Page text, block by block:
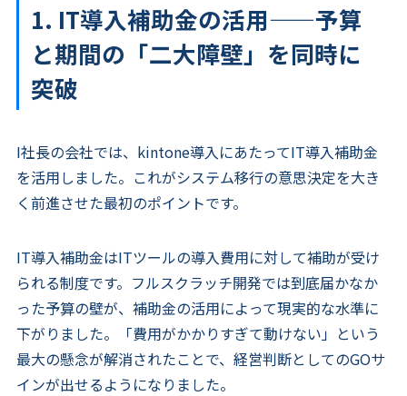
1. IT導入補助金の活用——予算
と期間の「二大障壁」を同時に
突破
I社長の会社では、kintone導入にあたってIT導入補助金
を活用しました。これがシステム移行の意思決定を大き
く前進させた最初のポイントです。
IT導入補助金はITツールの導入費用に対して補助が受け
られる制度です。フルスクラッチ開発では到底届かなか
った予算の壁が、補助金の活用によって現実的な水準に
下がりました。「費用がかかりすぎて動けない」という
最大の懸念が解消されたことで、経営判断としてのGOサ
インが出せるようになりました。